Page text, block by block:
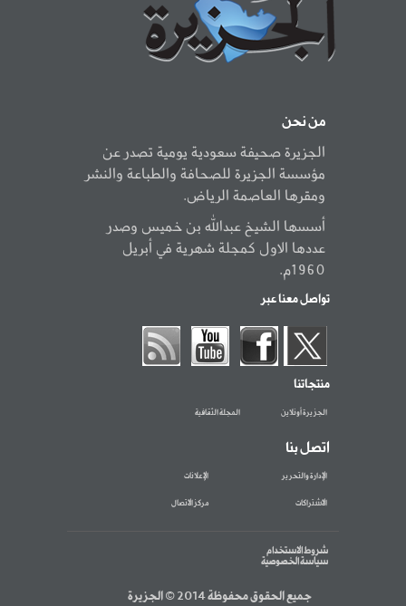
من نحن
الجزيرة صحيفة سعودية يومية تصدر عن
مؤسسة الجزيرة للصحافة والطباعة والنشر
ومقرها العاصمة الرياض.
أسسها الشيخ عبدالله بن خميس وصدر
عددها الاول كمجلة شهرية في أبريل
1960م.
تواصل معنا عبر
منتجاتنا
الجزيرة أونلاين المجلة الثقافية
اتصل بنا
الإدارة والتحرير الإعلانات
الاشتراكات مركز الاتصال
شروط الاستخدام
سياسة الخصوصية
جميع الحقوق محفوظة 2014 © الجزيرة